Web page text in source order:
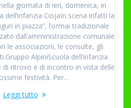
giornata di ieri, domenica, in
dell’infanzia CiojaIn scena infatti la
in piazza”, l’ormai tradizionale
dall’amministrazione comunale
le associazioni, le consulte, gli
AlpiniScuola dell’infanzia
di ritrovo e di incontro in vista delle
festività. Per…
Leggi tutto